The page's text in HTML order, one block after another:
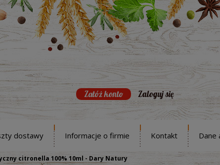
Załóż konto Zaloguj się
dostawy Informacje o firmie Kontakt Dane
citronella 100% 10ml - Dary Natury